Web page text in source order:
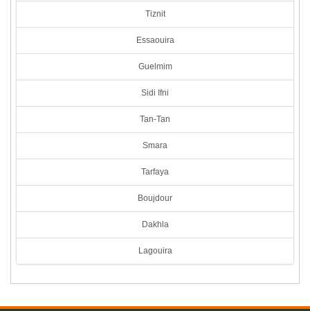
Tiznit
Essaouira
Guelmim
Sidi Ifni
Tan-Tan
Smara
Tarfaya
Boujdour
Dakhla
Lagouira